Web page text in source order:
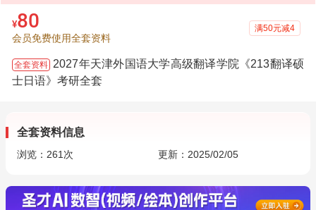
¥80
会员免费使用全套资料
满50元减4
全套资料 2027年天津外国语大学高级翻译学院《213翻译硕
士日语》考研全套
全套资料信息
浏览： 261 次 更新：2025/02/05